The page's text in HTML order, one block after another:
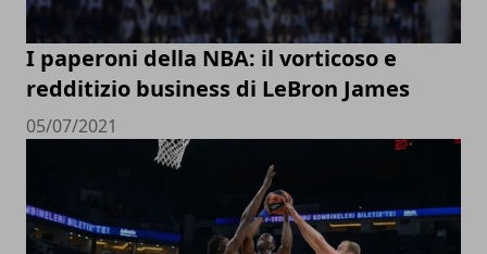
I paperoni della NBA: il vorticoso e
redditizio business di LeBron James
05/07/2021